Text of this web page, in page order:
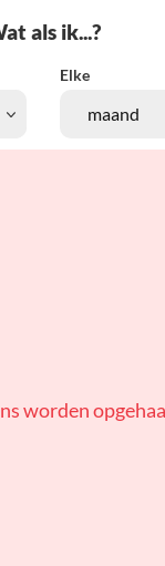
als ik...?
Elke
worden